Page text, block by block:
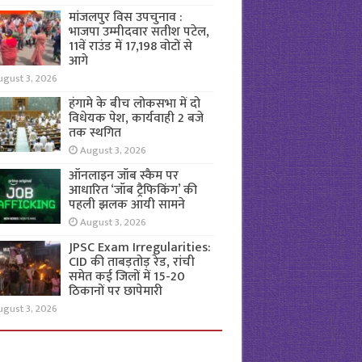
मांजलपुर विस उपचुनाव :
भाजपा उम्मीदवार सतीश पटेल,
11वें राउंड में 17,198 वोटों से
आगे
3, 2026
हंगामे के बीच लोकसभा में दो
विधेयक पेश, कार्यवाही 2 बजे
तक स्थगित
August 3, 2026
ऑनलाइन जॉब स्कैम पर
आधारित ‘जॉब ट्रैफिकिंग’ की
पहली झलक आयी सामने
August 3, 2026
JPSC Exam Irregularities:
CID की ताबड़तोड़ रेड, रांची
समेत कई जिलों में 15-20
ठिकानों पर छापेमारी
3, 2026